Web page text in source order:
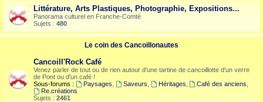
Littérature, Arts Plastiques, Photographie, Expositions...
Panorama culturel en Franche-Comté
Sujets : 480
Le coin des Cancoillonautes
Cancoill'Rock Café
Venez parler de tout ou de rien autour d'une tartine de cancoillotte d'un verre
de Pont ou d'un café !
Sous-forums :
Paysages Saveurs Héritages Café des anciens
Re.créations
Sujets : 2461